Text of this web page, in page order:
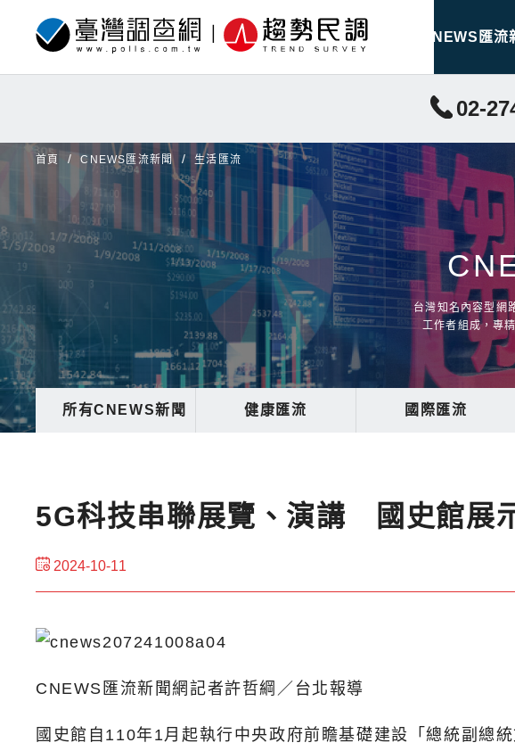
CNEWS匯流
02-
首頁 CNEWS匯流新聞 生活匯流
台灣知名內容型網
工作者組成，專
所有CNEWS新聞 健康匯流 國際匯流
5G科技串聯展覽、演講 國史館展
2024-10-11
CNEWS匯流新聞網記者許哲綱／台北報導
國史館自110年1月起執行中央政府前瞻基礎建設「總統副總